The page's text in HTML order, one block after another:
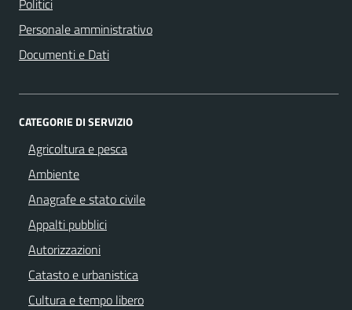
Politici
Personale amministrativo
Documenti e Dati
CATEGORIE DI SERVIZIO
Agricoltura e pesca
Ambiente
Anagrafe e stato civile
Appalti pubblici
Autorizzazioni
Catasto e urbanistica
Cultura e tempo libero